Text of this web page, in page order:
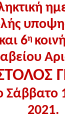
και 6η κοινή
υ
Σάββατο
2021.